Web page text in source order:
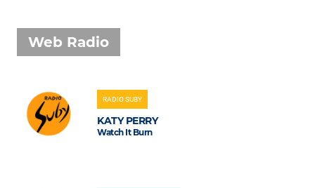
Web Radio
RADIO SUBY
KATY PERRY
Watch It Burn